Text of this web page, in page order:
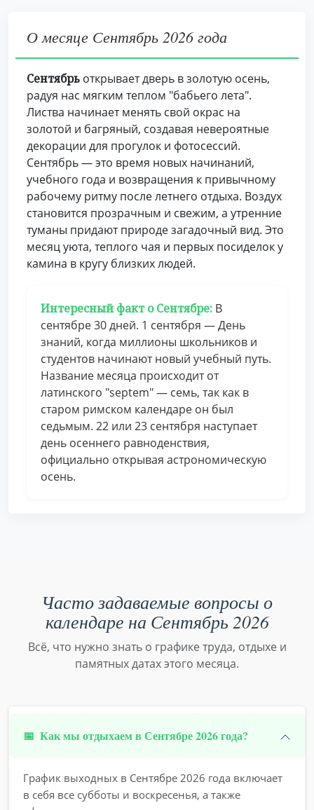
О месяце Сентябрь 2026 года
Сентябрь открывает дверь в золотую осень,
радуя нас мягким теплом "бабьего лета".
Листва начинает менять свой окрас на
золотой и багряный, создавая невероятные
декорации для прогулок и фотосессий.
Сентябрь — это время новых начинаний,
учебного года и возвращения к привычному
рабочему ритму после летнего отдыха. Воздух
становится прозрачным и свежим, а утренние
туманы придают природе загадочный вид. Это
месяц уюта, теплого чая и первых посиделок у
камина в кругу близких людей.
Интересный факт о Сентябре: В
сентябре 30 дней. 1 сентября — День
знаний, когда миллионы школьников и
студентов начинают новый учебный путь.
Название месяца происходит от
латинского "septem" — семь, так как в
старом римском календаре он был
седьмым. 22 или 23 сентября наступает
день осеннего равноденствия,
официально открывая астрономическую
осень.
Часто задаваемые вопросы о
календаре на Сентябрь 2026
Всё, что нужно знать о графике труда, отдыхе и
памятных датах этого месяца.
📅 Как мы отдыхаем в Сентябре 2026 года?
График выходных в Сентябре 2026 года включает
в себя все субботы и воскресенья, а также